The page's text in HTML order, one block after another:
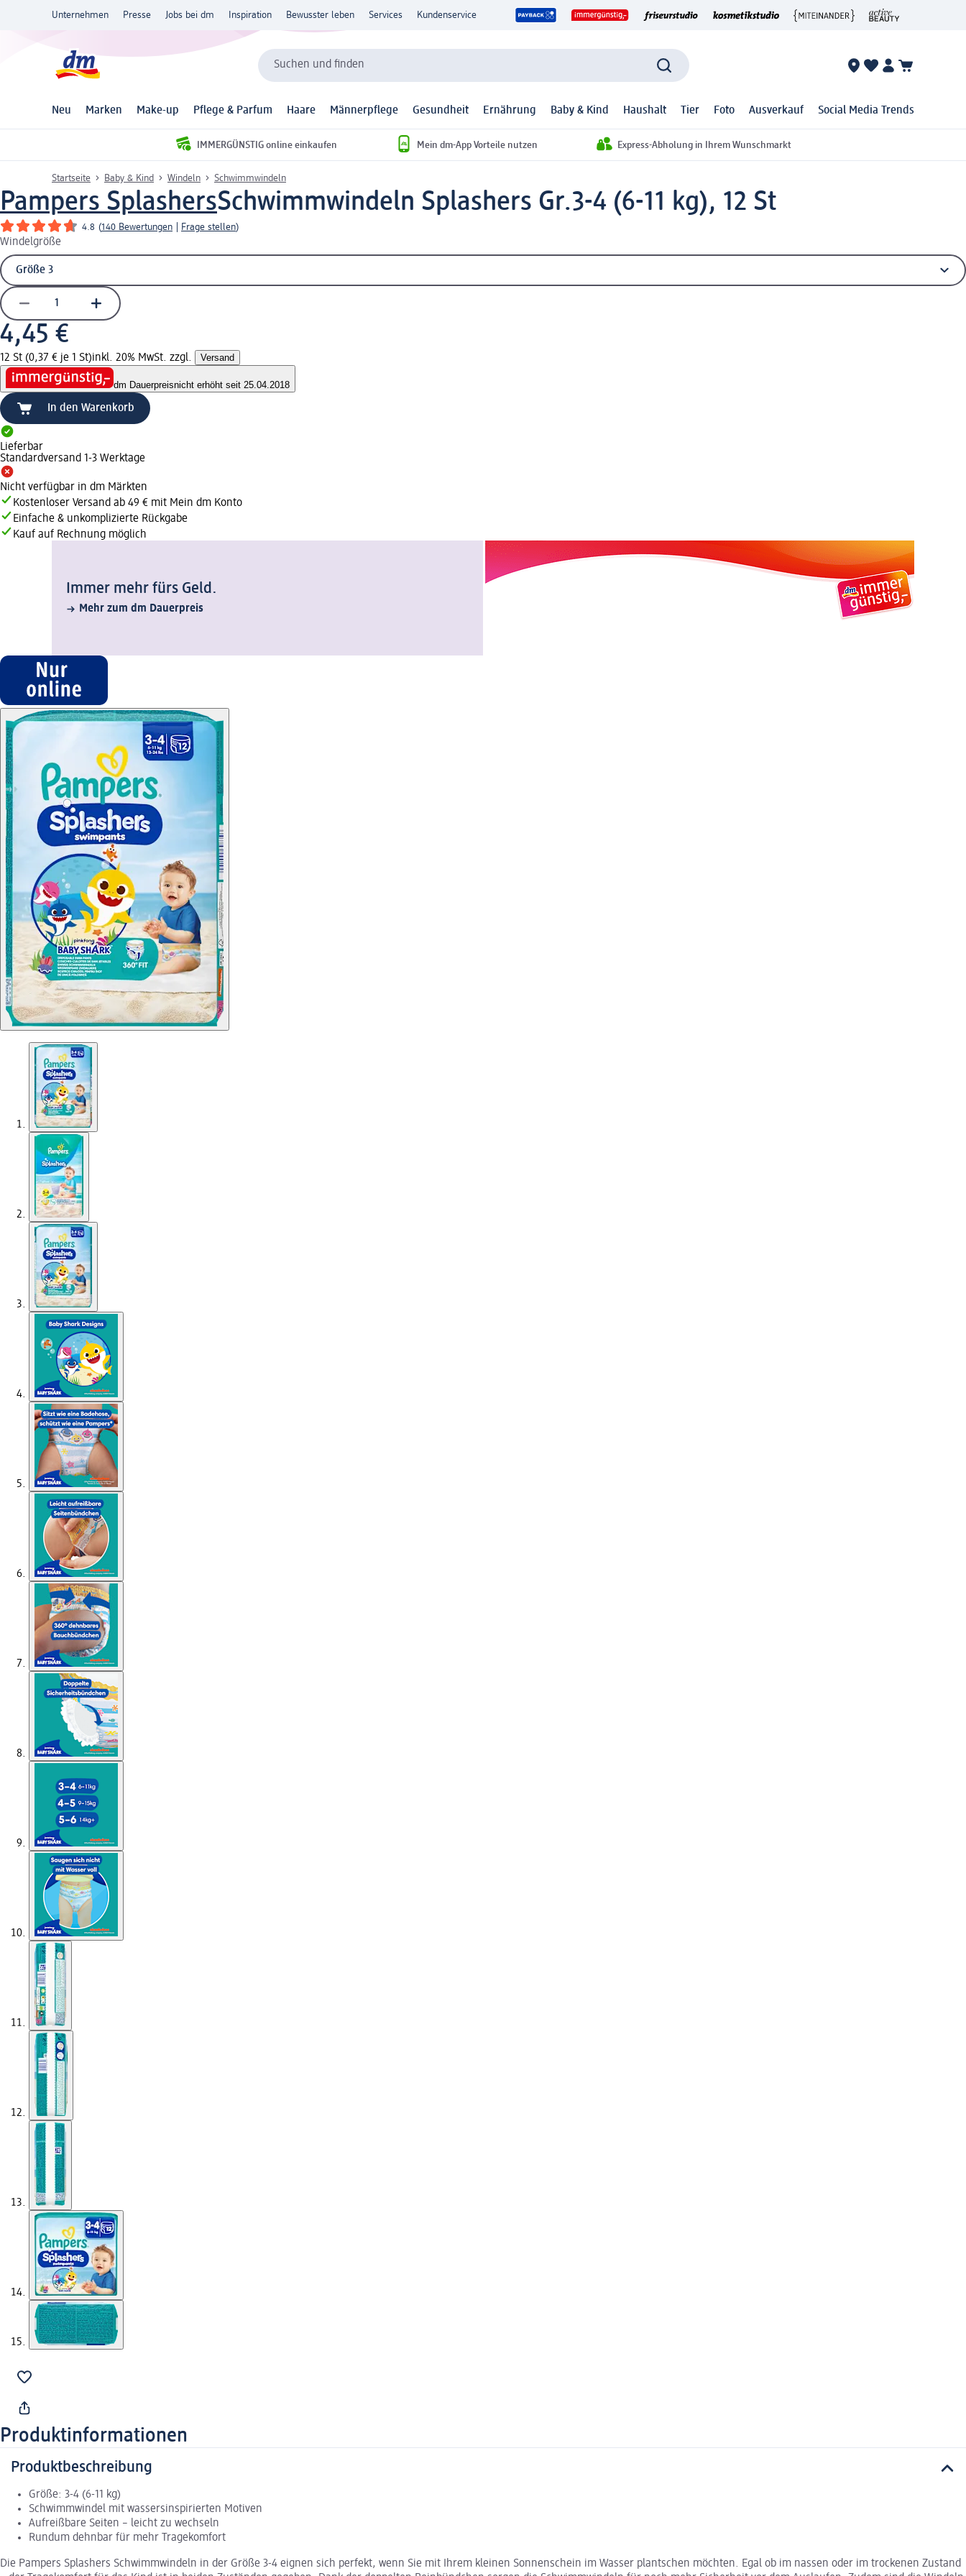
Unternehmen Presse Jobs bei dm Inspiration Bewusster leben Services Kundenservice
Suchen und finden
Neu Marken Make-up Pflege & Parfum Haare Männerpflege Gesundheit Ernährung Baby & Kind Haushalt Tier Foto Ausverkauf Social Media Trends
IMMERGÜNSTIG online einkaufen Mein dm-App Vorteile nutzen Express-Abholung in Ihrem Wunschmarkt
Startseite Baby & Kind Windeln Schwimmwindeln
Pampers SplashersSchwimmwindeln Splashers Gr.3-4 (6-11 kg), 12 St
4.8 (140 Bewertungen Frage stellen)
Windelgröße
4,45 €
12 St (0,37 € je 1 St)inkl. 20% MwSt. zzgl. Versand
dm Dauerpreisnicht erhöht seit 25.04.2018
In den Warenkorb
Lieferbar
Standardversand 1-3 Werktage
Nicht verfügbar in dm Märkten
Kostenloser Versand ab 49 € mit Mein dm Konto
Einfache & unkomplizierte Rückgabe
Kauf auf Rechnung möglich
Immer mehr fürs Geld.
Mehr zum dm Dauerpreis
Produktinformationen
Produktbeschreibung
Größe: 3-4 (6-11 kg)
Schwimmwindel mit wassersinspirierten Motiven
Aufreißbare Seiten – leicht zu wechseln
Rundum dehnbar für mehr Tragekomfort
Die Pampers Splashers Schwimmwindeln in der Größe 3-4 eignen sich perfekt, wenn Sie mit Ihrem kleinen Sonnenschein im Wasser plantschen möchten. Egal ob im nassen oder im trockenen Zustand